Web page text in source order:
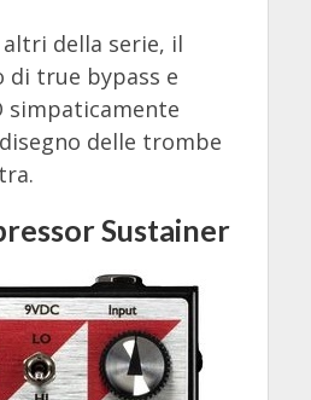
altri della serie, il
di true bypass e
simpaticamente
delle trombe
Sustainer